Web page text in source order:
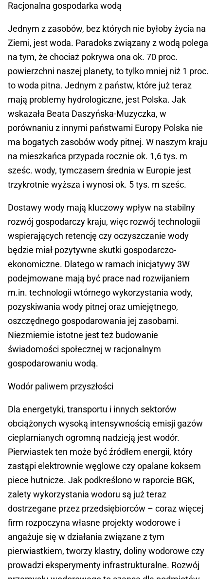
Racjonalna gospodarka wodą
Jednym z zasobów, bez których nie byłoby życia na
Ziemi, jest woda. Paradoks związany z wodą polega
na tym, że chociaż pokrywa ona ok. 70 proc.
powierzchni naszej planety, to tylko mniej niż 1 proc.
to woda pitna. Jednym z państw, które już teraz
mają problemy hydrologiczne, jest Polska. Jak
wskazała Beata Daszyńska-Muzyczka, w
porównaniu z innymi państwami Europy Polska nie
ma bogatych zasobów wody pitnej. W naszym kraju
na mieszkańca przypada rocznie ok. 1,6 tys. m
sześc. wody, tymczasem średnia w Europie jest
trzykrotnie wyższa i wynosi ok. 5 tys. m sześc.
Dostawy wody mają kluczowy wpływ na stabilny
rozwój gospodarczy kraju, więc rozwój technologii
wspierających retencję czy oczyszczanie wody
będzie miał pozytywne skutki gospodarczo-
ekonomiczne. Dlatego w ramach inicjatywy 3W
podejmowane mają być prace nad rozwijaniem
m.in. technologii wtórnego wykorzystania wody,
pozyskiwania wody pitnej oraz umiejętnego,
oszczędnego gospodarowania jej zasobami.
Niezmiernie istotne jest też budowanie
świadomości społecznej w racjonalnym
gospodarowaniu wodą.
Wodór paliwem przyszłości
Dla energetyki, transportu i innych sektorów
obciążonych wysoką intensywnością emisji gazów
cieplarnianych ogromną nadzieją jest wodór.
Pierwiastek ten może być źródłem energii, który
zastąpi elektrownie węglowe czy opalane koksem
piece hutnicze. Jak podkreślono w raporcie BGK,
zalety wykorzystania wodoru są już teraz
dostrzegane przez przedsiębiorców – coraz więcej
firm rozpoczyna własne projekty wodorowe i
angażuje się w działania związane z tym
pierwiastkiem, tworzy klastry, doliny wodorowe czy
prowadzi eksperymenty infrastrukturalne. Rozwój